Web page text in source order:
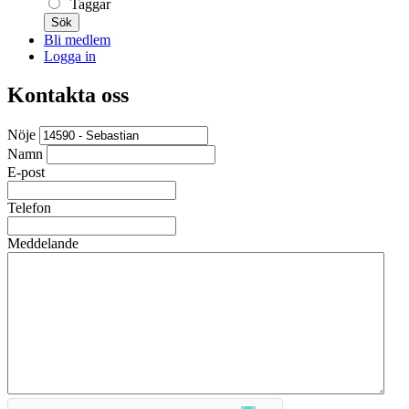
Taggar
Sök
Bli medlem
Logga in
Kontakta oss
Nöje
Namn
E-post
Telefon
Meddelande